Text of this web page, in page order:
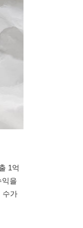
1억
익을
수가